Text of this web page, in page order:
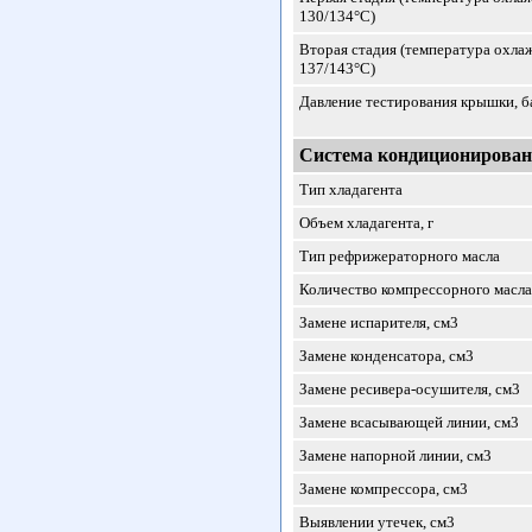
130/134°С)
Вторая стадия (температура
137/143°С)
Давление тестирования крышки,
Система
Тип хладагента
Объем хладагента, г
Тип рефрижераторного масла
Количество компрессорного
Замене испарителя, см3
Замене конденсатора, см3
Замене ресивера-осушителя, см3
Замене всасывающей линии, см3
Замене напорной линии, см3
Замене компрессора, см3
Выявлении утечек, см3